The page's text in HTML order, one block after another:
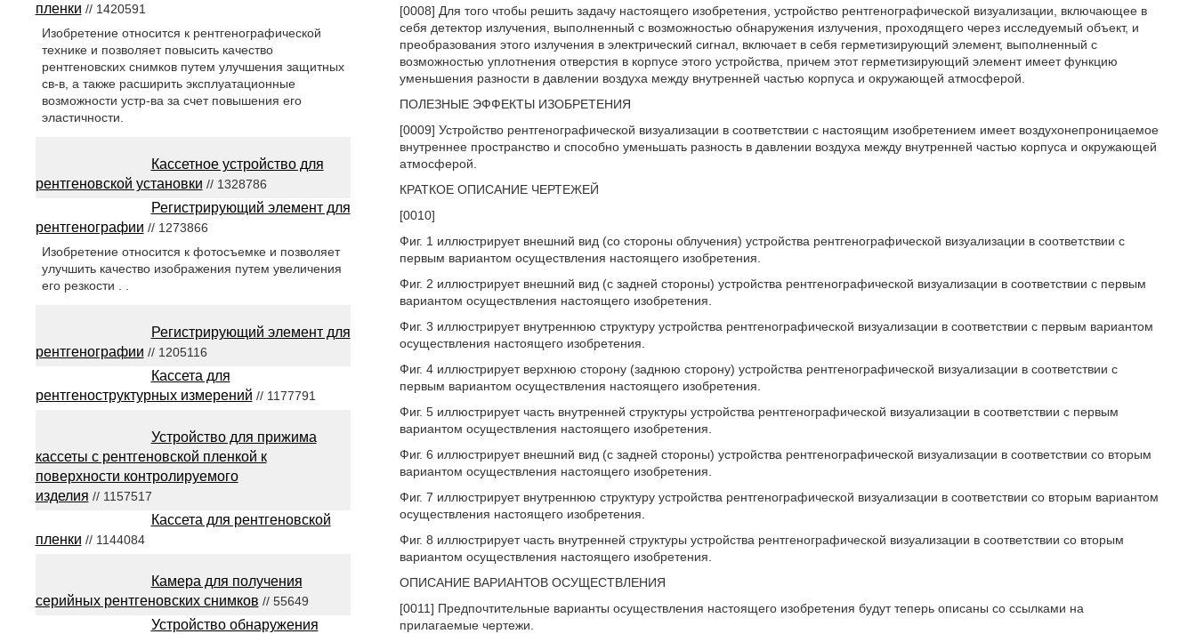
[0008] Для того чтобы решить задачу настоящего изобретения, устройство рентгенографической визуализации, включающее в
себя детектор излучения, выполненный с возможностью обнаружения излучения, проходящего через исследуемый объект, и
преобразования этого излучения в электрический сигнал, включает в себя герметизирующий элемент, выполненный с
возможностью уплотнения отверстия в корпусе этого устройства, причем этот герметизирующий элемент имеет функцию
уменьшения разности в давлении воздуха между внутренней частью корпуса и окружающей атмосферой.
ПОЛЕЗНЫЕ ЭФФЕКТЫ ИЗОБРЕТЕНИЯ
[0009] Устройство рентгенографической визуализации в соответствии с настоящим изобретением имеет воздухонепроницаемое
внутреннее пространство и способно уменьшать разность в давлении воздуха между внутренней частью корпуса и окружающей
атмосферой.
КРАТКОЕ ОПИСАНИЕ ЧЕРТЕЖЕЙ
[0010]
Фиг. 1 иллюстрирует внешний вид (со стороны облучения) устройства рентгенографической визуализации в соответствии с
первым вариантом осуществления настоящего изобретения.
Фиг. 2 иллюстрирует внешний вид (с задней стороны) устройства рентгенографической визуализации в соответствии с первым
вариантом осуществления настоящего изобретения.
Фиг. 3 иллюстрирует внутреннюю структуру устройства рентгенографической визуализации в соответствии с первым вариантом
осуществления настоящего изобретения.
Фиг. 4 иллюстрирует верхнюю сторону (заднюю сторону) устройства рентгенографической визуализации в соответствии с
первым вариантом осуществления настоящего изобретения.
Фиг. 5 иллюстрирует часть внутренней структуры устройства рентгенографической визуализации в соответствии с первым
вариантом осуществления настоящего изобретения.
Фиг. 6 иллюстрирует внешний вид (с задней стороны) устройства рентгенографической визуализации в соответствии со вторым
вариантом осуществления настоящего изобретения.
Фиг. 7 иллюстрирует внутреннюю структуру устройства рентгенографической визуализации в соответствии со вторым вариантом
осуществления настоящего изобретения.
Фиг. 8 иллюстрирует часть внутренней структуры устройства рентгенографической визуализации в соответствии со вторым
вариантом осуществления настоящего изобретения.
ОПИСАНИЕ ВАРИАНТОВ ОСУЩЕСТВЛЕНИЯ
[0011] Предпочтительные варианты осуществления настоящего изобретения будут теперь описаны со ссылками на
прилагаемые чертежи.
пленки // 1420591
Изобретение относится к рентгенографической
технике и позволяет повысить качество
рентгеновских снимков путем улучшения защитных
св-в, а также расширить эксплуатационные
возможности устр-ва за счет повышения его
эластичности.
Кассетное устройство для
рентгеновской установки // 1328786
Регистрирующий элемент для
рентгенографии // 1273866
Изобретение относится к фотосъемке и позволяет
улучшить качество изображения путем увеличения
его резкости . .
Регистрирующий элемент для
рентгенографии // 1205116
Кассета для
рентгеноструктурных измерений // 1177791
Устройство для прижима
кассеты с рентгеновской пленкой к
поверхности контролируемого
изделия // 1157517
Кассета для рентгеновской
пленки // 1144084
Камера для получения
серийных рентгеновских снимков // 55649
Устройство обнаружения